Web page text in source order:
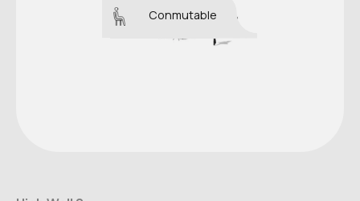
Conmutable